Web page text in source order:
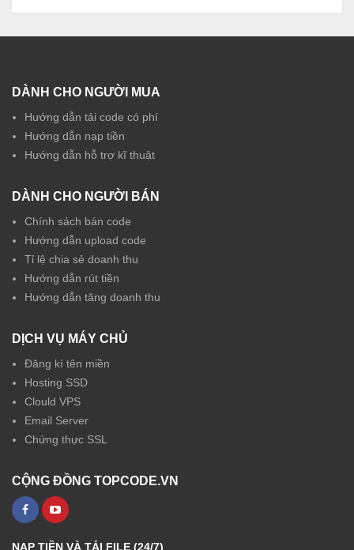
DÀNH CHO NGƯỜI MUA
Hướng dẫn tải code có phí
Hướng dẫn nạp tiền
Hướng dẫn hỗ trợ kĩ thuật
DÀNH CHO NGƯỜI BÁN
Chính sách bán code
Hướng dẫn upload code
Tỉ lệ chia sẻ doanh thu
Hướng dẫn rút tiền
Hướng dẫn tăng doanh thu
DỊCH VỤ MÁY CHỦ
Đăng kí tên miền
Hosting SSD
Clould VPS
Email Server
Chứng thực SSL
CỘNG ĐỒNG TOPCODE.VN
NẠP TIỀN VÀ TẢI FILE (24/7)